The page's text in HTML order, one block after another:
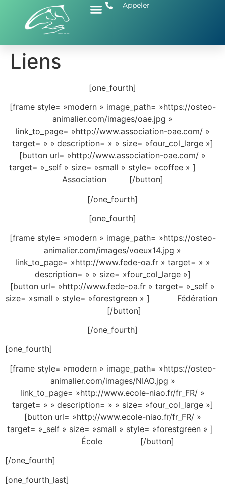
Appeler
Liens
[one_fourth]
[frame style= »modern » image_path= »https://osteo-
animalier.com/images/oae.jpg »
link_to_page= »http://www.association-oae.com/ »
target= » » description= » » size= »four_col_large »]
[button url= »http://www.association-oae.com/ »
target= »_self » size= »small » style= »coffee » ]
Association [/button]
[/one_fourth]
[one_fourth]
[frame style= »modern » image_path= »https://osteo-
animalier.com/images/voeux14.jpg »
link_to_page= »http://www.fede-oa.fr » target= » »
description= » » size= »four_col_large »]
[button url= »http://www.fede-oa.fr » target= »_self »
size= »small » style= »forestgreen » ] Fédération
[/button]
[/one_fourth]
[one_fourth]
[frame style= »modern » image_path= »https://osteo-
animalier.com/images/NIAO.jpg »
link_to_page= »http://www.ecole-niao.fr/fr_FR/ »
target= » » description= » » size= »four_col_large »]
[button url= »http://www.ecole-niao.fr/fr_FR/ »
target= »_self » size= »small » style= »forestgreen » ]
École [/button]
[/one_fourth]
[one_fourth_last]